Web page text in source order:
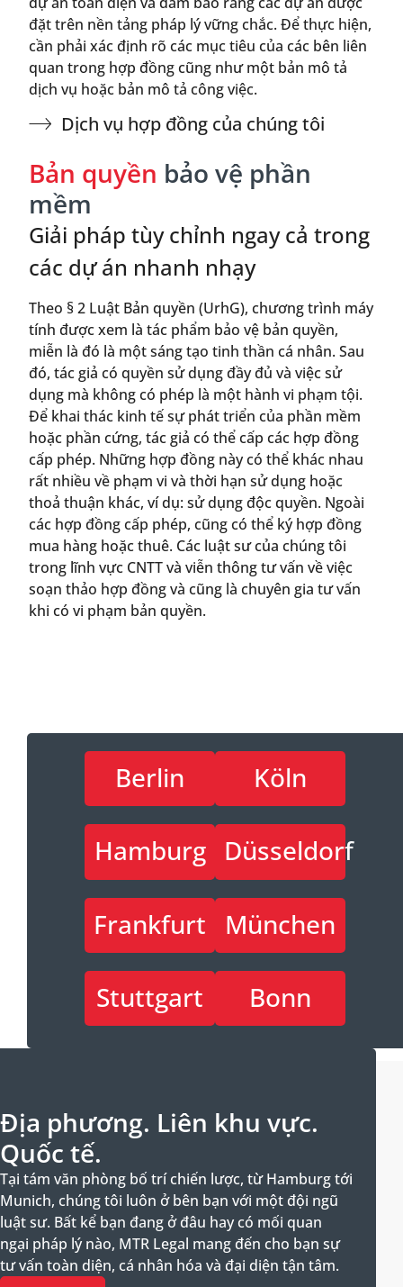
đặt trên nền tảng pháp lý vững chắc. Để thực hiện,
cần phải xác định rõ các mục tiêu của các bên liên
quan trong hợp đồng cũng như một bản mô tả
dịch vụ hoặc bản mô tả công việc.
Dịch vụ hợp đồng của chúng tôi
Bản quyền bảo vệ phần
mềm
Giải pháp tùy chỉnh ngay cả trong
các dự án nhanh nhạy
Theo § 2 Luật Bản quyền (UrhG), chương trình máy
tính được xem là tác phẩm bảo vệ bản quyền,
miễn là đó là một sáng tạo tinh thần cá nhân. Sau
đó, tác giả có quyền sử dụng đầy đủ và việc sử
dụng mà không có phép là một hành vi phạm tội.
Để khai thác kinh tế sự phát triển của phần mềm
hoặc phần cứng, tác giả có thể cấp các hợp đồng
cấp phép. Những hợp đồng này có thể khác nhau
rất nhiều về phạm vi và thời hạn sử dụng hoặc
thoả thuận khác, ví dụ: sử dụng độc quyền. Ngoài
các hợp đồng cấp phép, cũng có thể ký hợp đồng
mua hàng hoặc thuê. Các luật sư của chúng tôi
trong lĩnh vực CNTT và viễn thông tư vấn về việc
soạn thảo hợp đồng và cũng là chuyên gia tư vấn
khi có vi phạm bản quyền.
Berlin Köln
Hamburg Düsseldorf
Frankfurt München
Stuttgart Bonn
Địa phương. Liên khu vực.
Quốc tế.
Tại tám văn phòng bố trí chiến lược, từ Hamburg tới
Munich, chúng tôi luôn ở bên bạn với một đội ngũ
luật sư. Bất kể bạn đang ở đâu hay có mối quan
ngại pháp lý nào, MTR Legal mang đến cho bạn sự
tư vấn toàn diện, cá nhân hóa và đại diện tận tâm.